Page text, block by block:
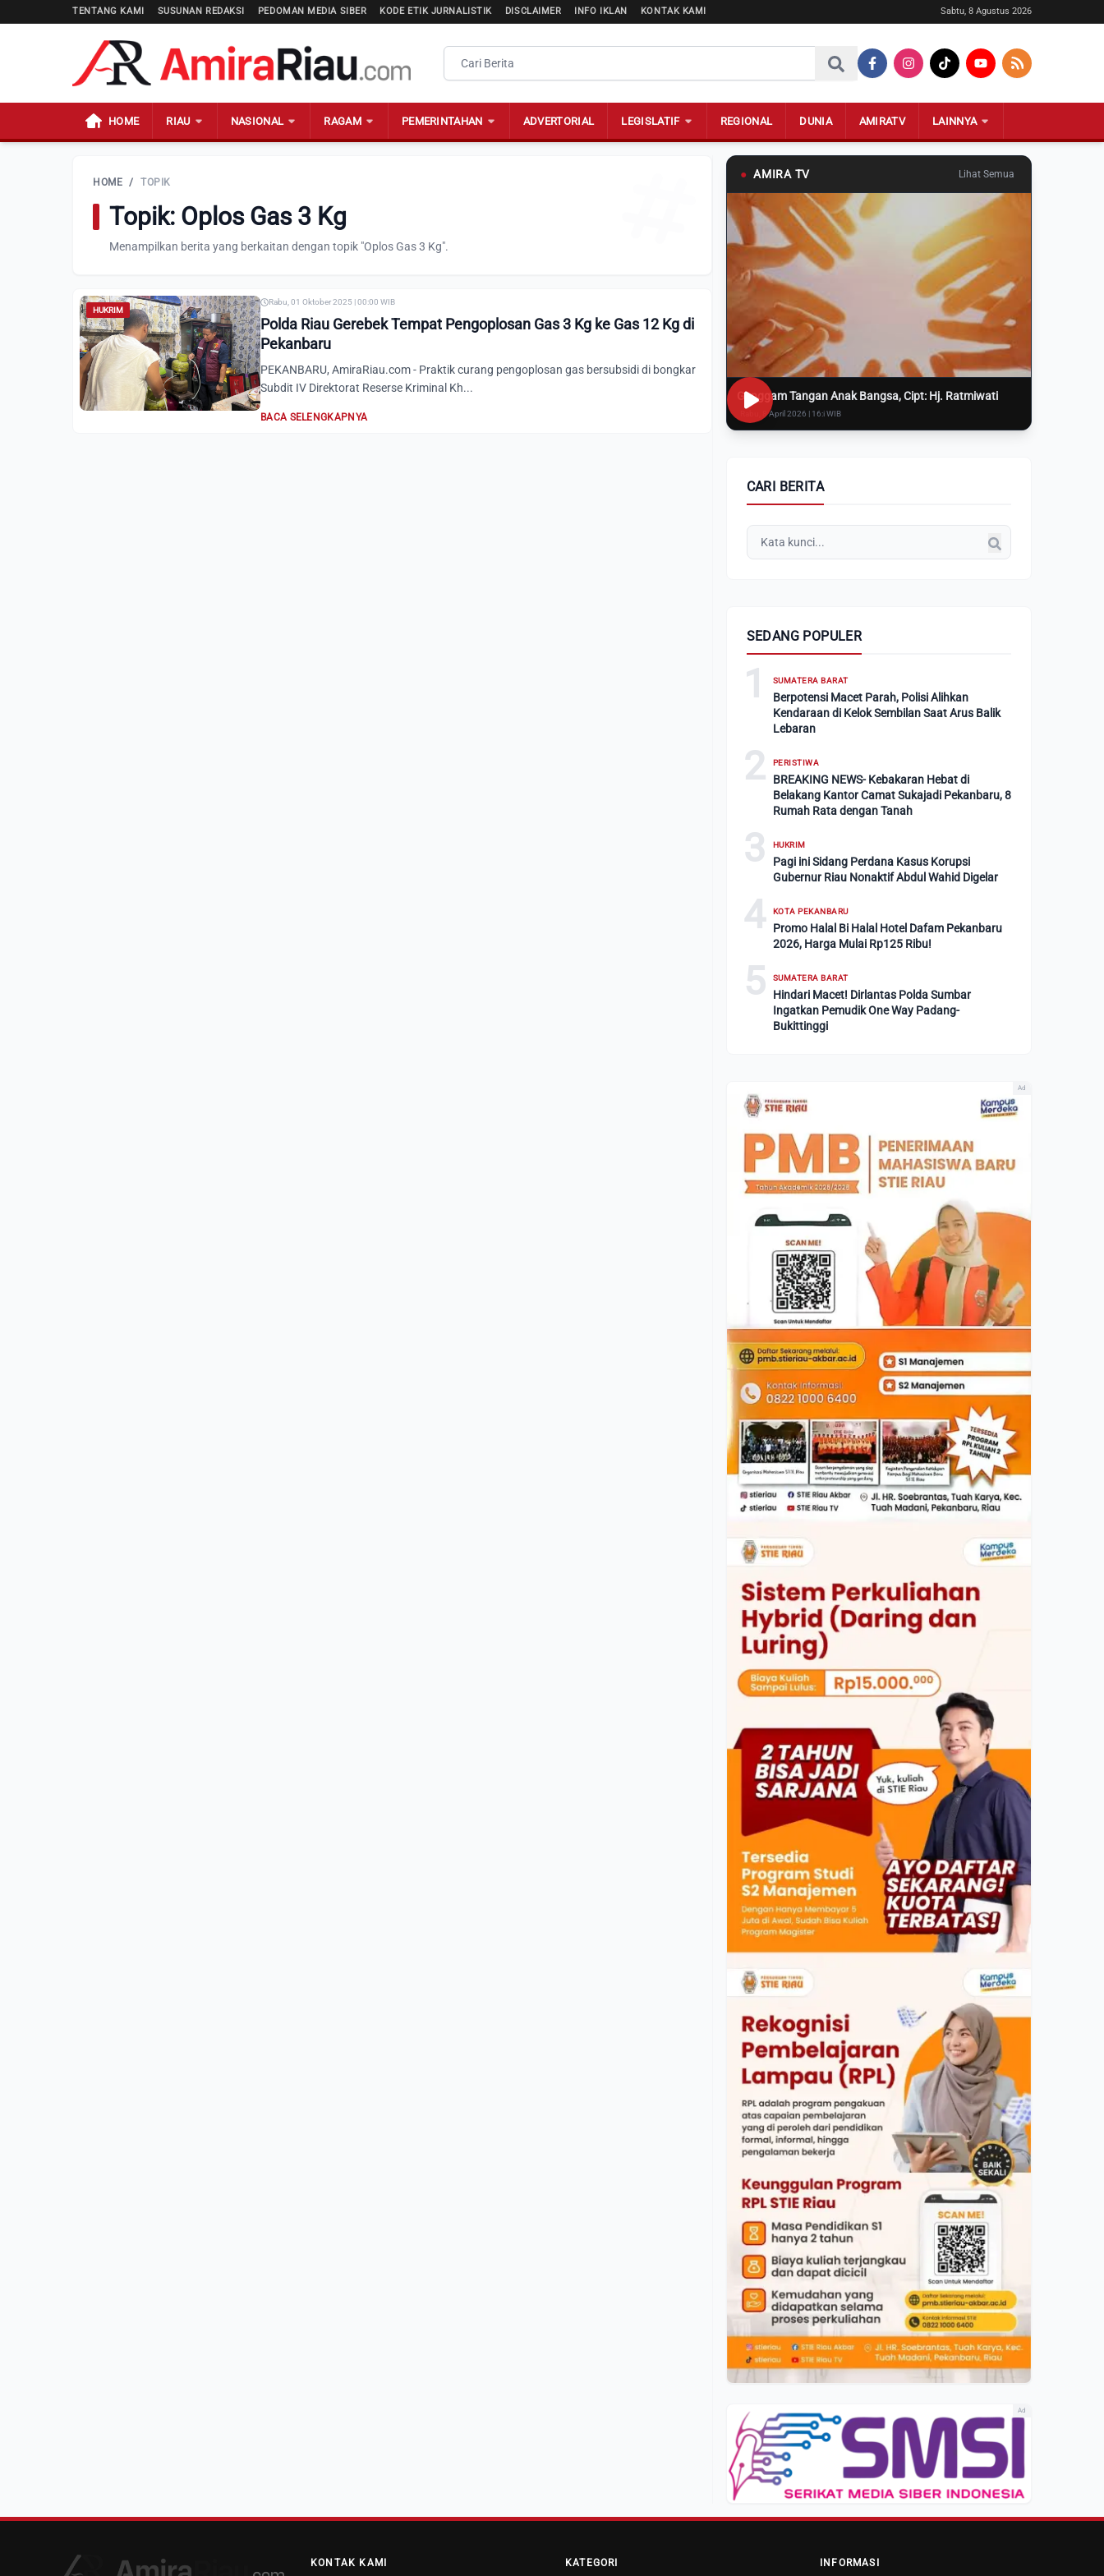
TENTANG KAMI SUSUNAN REDAKSI PEDOMAN MEDIA SIBER KODE ETIK JURNALISTIK DISCLAIMER INFO IKLAN KONTAK KAMI Sabtu, 8 Agustus 2026
HOME RIAU NASIONAL RAGAM PEMERINTAHAN ADVERTORIAL LEGISLATIF REGIONAL DUNIA AMIRATV LAINNYA
HOME / TOPIK
Topik: Oplos Gas 3 Kg
Menampilkan berita yang berkaitan dengan topik "Oplos Gas 3 Kg".
HUKRIM
Rabu, 01 Oktober 2025 | 00:00 WIB
Polda Riau Gerebek Tempat Pengoplosan Gas 3 Kg ke Gas 12 Kg di
Pekanbaru
PEKANBARU, AmiraRiau.com - Praktik curang pengoplosan gas bersubsidi di bongkar
Subdit IV Direktorat Reserse Kriminal Kh...
BACA SELENGKAPNYA
● AMIRA TV Lihat Semua
Genggam Tangan Anak Bangsa, Cipt: Hj. Ratmiwati
Rabu, 8 April 2026 | 16:i WIB
CARI BERITA
SEDANG POPULER
1 SUMATERA BARAT
Berpotensi Macet Parah, Polisi Alihkan
Kendaraan di Kelok Sembilan Saat Arus Balik
Lebaran
2 PERISTIWA
BREAKING NEWS- Kebakaran Hebat di
Belakang Kantor Camat Sukajadi Pekanbaru, 8
Rumah Rata dengan Tanah
3 HUKRIM
Pagi ini Sidang Perdana Kasus Korupsi
Gubernur Riau Nonaktif Abdul Wahid Digelar
4 KOTA PEKANBARU
Promo Halal Bi Halal Hotel Dafam Pekanbaru
2026, Harga Mulai Rp125 Ribu!
5 SUMATERA BARAT
Hindari Macet! Dirlantas Polda Sumbar
Ingatkan Pemudik One Way Padang-
Bukittinggi
Ad
Ad
KONTAK KAMI KATEGORI INFORMASI